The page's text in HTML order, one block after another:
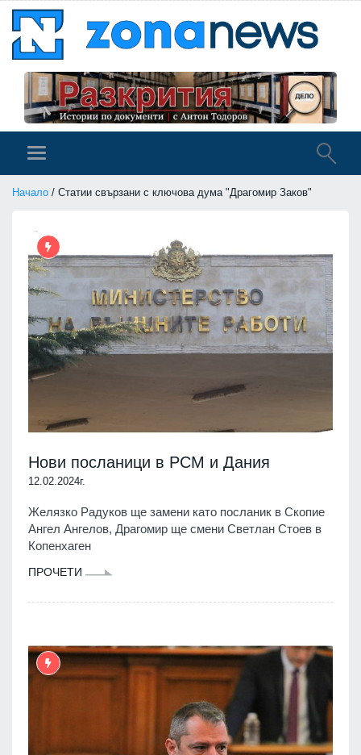
Начало / Статии свързани с ключова дума "Драгомир Заков"
Нови посланици в РСМ и Дания
12.02.2024г.
Желязко Радуков ще замени като посланик в Скопие
Ангел Ангелов, Драгомир ще смени Светлан Стоев в
Копенхаген
ПРОЧЕТИ